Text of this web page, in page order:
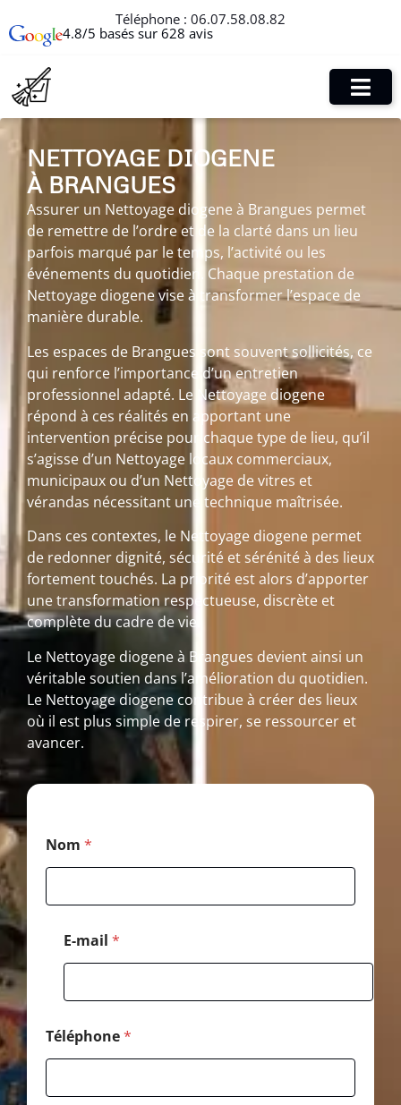
Téléphone : 06.07.58.08.82
4.8/5 basés sur 628 avis
NETTOYAGE DIOGENE
À BRANGUES
Assurer un Nettoyage diogene à Brangues permet
de remettre de l’ordre et de la clarté dans un lieu
parfois marqué par le temps, l’activité ou les
événements du quotidien. Chaque prestation de
Nettoyage diogene vise à transformer l’espace de
manière durable.
Les espaces de Brangues sont souvent sollicités, ce
qui renforce l’importance d’un entretien
professionnel adapté. Le Nettoyage diogene
répond à ces réalités en apportant une
intervention précise pour chaque type de lieu, qu’il
s’agisse d’un Nettoyage locaux commerciaux,
municipaux ou d’un Nettoyage de vitres et
vérandas nécessitant une technique maîtrisée.
Dans ces contextes, le Nettoyage diogene permet
de redonner dignité, sécurité et sérénité à des lieux
fortement touchés. La priorité est alors d’apporter
une transformation respectueuse, discrète et
complète du cadre de vie.
Le Nettoyage diogene à Brangues devient ainsi un
véritable soutien dans l’amélioration du quotidien.
Le Nettoyage diogene contribue à créer des lieux
où il est plus simple de respirer, se ressourcer et
avancer.
-
m
i
Nom *
E-mail *
Téléphone*